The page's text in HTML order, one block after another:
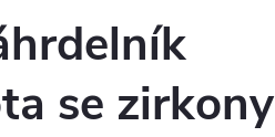
se zirkony